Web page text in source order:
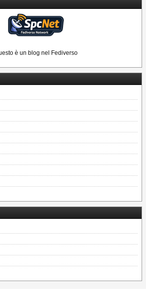
è un blog nel Fediverso